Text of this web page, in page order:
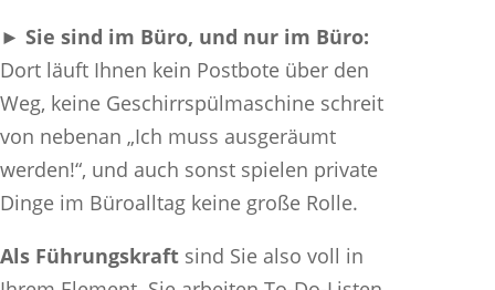
► Sie sind im Büro, und nur im Büro:
Dort läuft Ihnen kein Postbote über den
Weg, keine Geschirrspülmaschine schreit
von nebenan „Ich muss ausgeräumt
werden!“, und auch sonst spielen private
Dinge im Büroalltag keine große Rolle.
Als Führungskraft sind Sie also voll in